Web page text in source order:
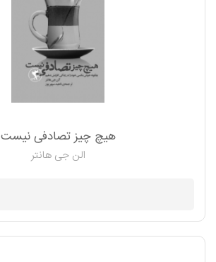
هیچ چیز تصادفی نیست
الن جی هانتر